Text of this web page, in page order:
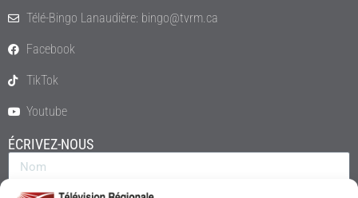
Télé-Bingo Lanaudière: bingo@tvrm.ca
Facebook
TikTok
Youtube
ÉCRIVEZ-NOUS